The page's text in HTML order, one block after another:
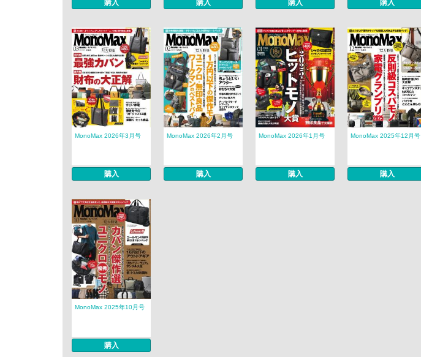
購入 購入 購入 購入
MonoMax 2026年3月号
購入
MonoMax 2026年2月号
購入
MonoMax 2026年1月号
購入
MonoMax 2025年12月号
購入
MonoMax 2025年10月号
購入